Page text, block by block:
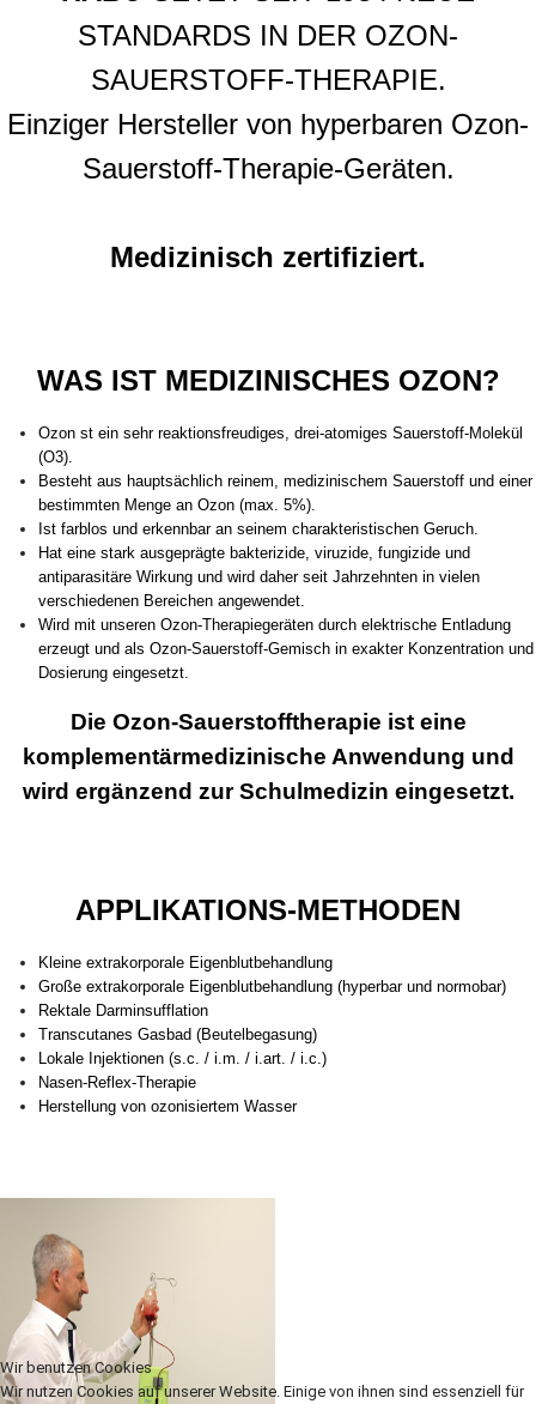
STANDARDS IN DER OZON-
SAUERSTOFF-THERAPIE.
Einziger Hersteller von hyperbaren Ozon-
Sauerstoff-Therapie-Geräten.
Medizinisch zertifiziert.
WAS IST MEDIZINISCHES OZON?
Ozon st ein sehr reaktionsfreudiges, drei-atomiges Sauerstoff-Molekül
(O3).
Besteht aus hauptsächlich reinem, medizinischem Sauerstoff und einer
bestimmten Menge an Ozon (max. 5%).
Ist farblos und erkennbar an seinem charakteristischen Geruch.
Hat eine stark ausgeprägte bakterizide, viruzide, fungizide und
antiparasitäre Wirkung und wird daher seit Jahrzehnten in vielen
verschiedenen Bereichen angewendet.
Wird mit unseren Ozon-Therapiegeräten durch elektrische Entladung
erzeugt und als Ozon-Sauerstoff-Gemisch in exakter Konzentration und
Dosierung eingesetzt.
Die Ozon-Sauerstofftherapie ist eine
komplementärmedizinische Anwendung und
wird ergänzend zur Schulmedizin eingesetzt.
APPLIKATIONS-METHODEN
Kleine extrakorporale Eigenblutbehandlung
Große extrakorporale Eigenblutbehandlung (hyperbar und normobar)
Rektale Darminsufflation
Transcutanes Gasbad (Beutelbegasung)
Lokale Injektionen (s.c. / i.m. / i.art. / i.c.)
Nasen-Reflex-Therapie
Herstellung von ozonisiertem Wasser
Wir benutzen Cookies
Wir nutzen Cookies auf unserer Website. Einige von ihnen sind essenziell für